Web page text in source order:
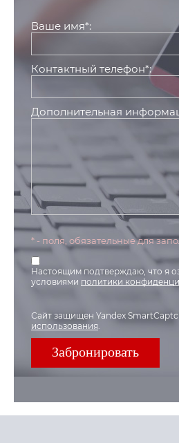
Ваше имя*:
Контактный телефон*:
Дополнительная
* - поля, обязательные для
Настоящим подтверждаю, что я
условиями политики
Сайт защищен Yandex
использования.